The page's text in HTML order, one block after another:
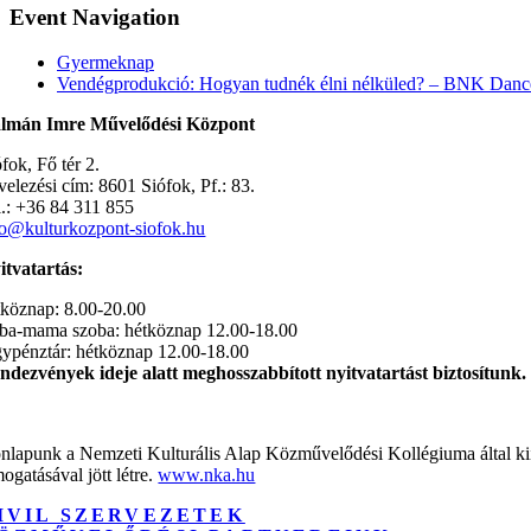
Event Navigation
Gyermeknap
Vendégprodukció: Hogyan tudnék élni nélküled? – BNK
Imre Művelődési Központ
Fő tér 2.
cím: 8601 Siófok, Pf.: 83.
+36 84 311 855
siofok.hu
8.00-20.00
mama szoba: hétköznap 12.00-18.00
hétköznap 12.00-18.00
ideje alatt meghosszabbított nyitvatartást biztosítunk.
a Nemzeti Kulturális Alap Közművelődési Kollégiuma által
jött létre.www.nka.hu
SZERVEZETEK